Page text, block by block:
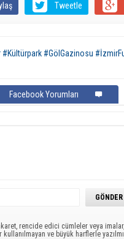
Tweetle
#GölGazinosu
Facebook Yorumları
rencide edici cümleler veya
ve büyük harflerle